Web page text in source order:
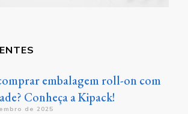
embalagem roll-on com
Conheça a Kipack!
de 2025